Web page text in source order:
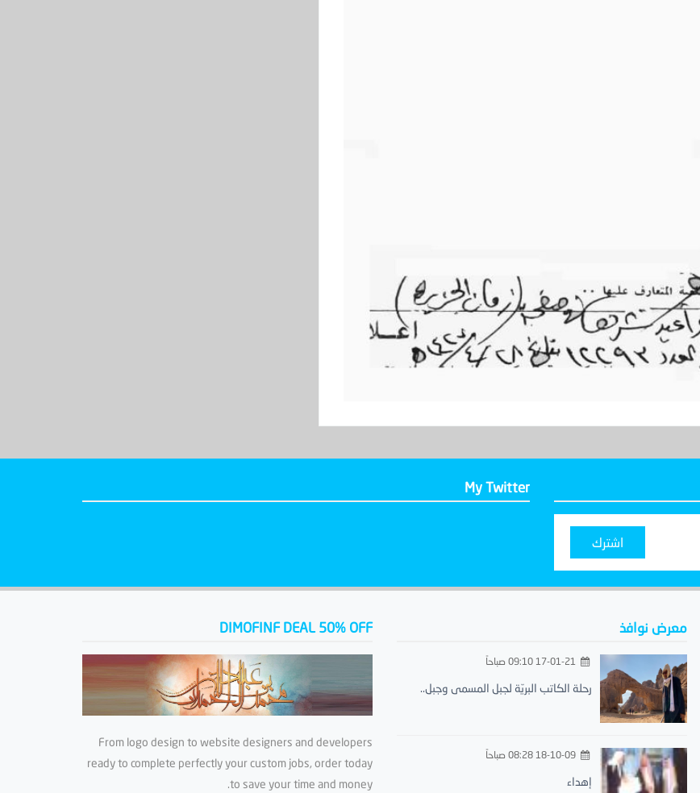
اشترك
My Twitter
معرض نوافذ
رحلة الكاتب البريّة لجبل المسمى وجبل..
إهداء
DIMOFINF DEAL 50% OFF
From logo design to website designers and developers
ready to complete perfectly your custom jobs, order today
to save your time and money.